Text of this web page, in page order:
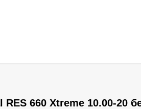
660 Xtreme 10.00-20